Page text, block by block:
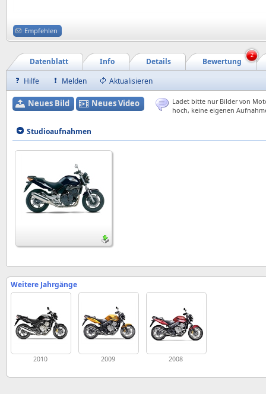
Empfehlen
Bewertung
Details
Info
Datenblatt
2
Hilfe Melden Aktualisieren
Neues Bild Neues Video
Ladet bitte nur Bilder von
hoch, keine eigenen
Studioaufnahmen
Weitere Jahrgänge
2010 2009 2008